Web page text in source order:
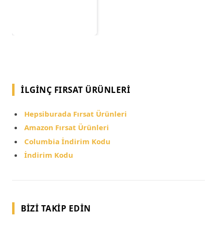
İLGINÇ FIRSAT ÜRÜNLERI
Hepsiburada Fırsat Ürünleri
Amazon Fırsat Ürünleri
Columbia İndirim Kodu
İndirim Kodu
BIZI TAKIP EDIN